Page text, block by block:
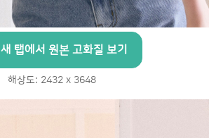
새 탭에서 원본 고화질 보기
해상도: 2432 x 3648